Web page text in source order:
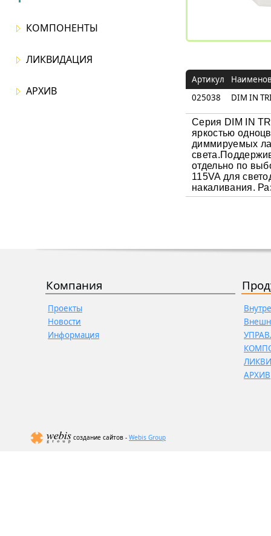
КОМПОНЕНТЫ
ЛИКВИДАЦИЯ
АРХИВ
Артикул
025038
DIM IN
Серия DIM IN
яркостью
диммируемых
отдельно по
115VA для
накаливания.
Компания
Проекты
Новости
Информация
АРХИВ
создание сайтов - Webis Group